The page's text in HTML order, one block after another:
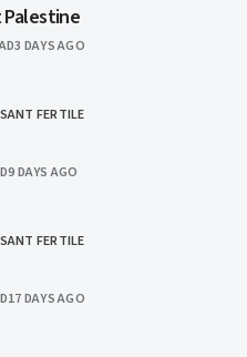
PUBLISHED
3 DAYS AGO
FERTILE
PUBLISHED
9 DAYS AGO
FERTILE
PUBLISHED
17 DAYS AGO